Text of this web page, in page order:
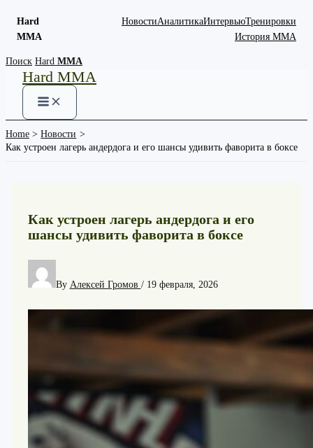
Hard
MMA
НовостиАналитикаИнтервьюТренировки
История ММА
Skip
content
Поиск Hard MMA
Hard MMA
Home
Новости
Как устроен лагерь андердога и его шансы удивить фаворита в боксе
Как устроен лагерь андердога и его
шансы удивить фаворита в боксе
By Алексей Громов / 19 февраля, 2026